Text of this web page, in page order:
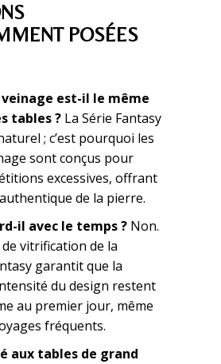
POSÉES
veinage est-il le même
tables ? La Série Fantasy
; c’est pourquoi les
sont conçus pour
excessives, offrant
de la pierre.
il avec le temps ? Non.
vitrification de la
garantit que la
du design restent
au premier jour, même
fréquents.
aux tables de grand